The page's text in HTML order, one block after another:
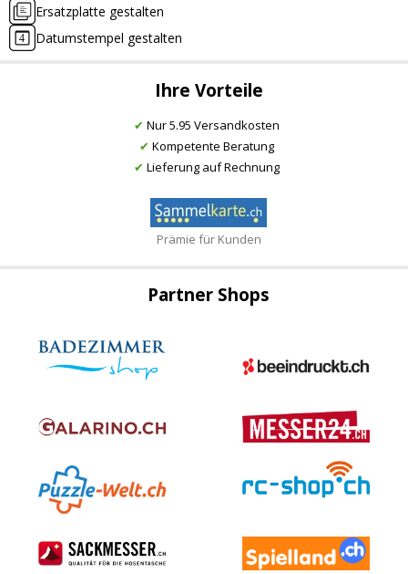
Ersatzplatte gestalten
Datumstempel gestalten
Ihre Vorteile
✔ Nur 5.95 Versandkosten
✔ Kompetente Beratung
✔ Lieferung auf Rechnung
Prämie für Kunden
Partner Shops